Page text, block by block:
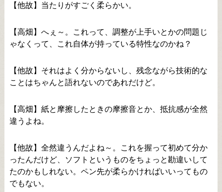
【他故】当たりがすごく柔らかい。
【高畑】へぇ～。これって、調整が上手いとかの問題じ
ゃなくって、これ自体が持っている特性なのかね？
【他故】それはよく分からないし、残念ながら技術的な
ことはちゃんと語れないのであれだけど。
【高畑】紙と摩擦したときの摩擦音とか、抵抗感が全然
違うよね。
【他故】全然違うんだよね～。これを握って初めて分か
ったんだけど、ソフトというものをちょっと勘違いして
たのかもしれない。ペン先が柔らかければいいってもの
でもない。